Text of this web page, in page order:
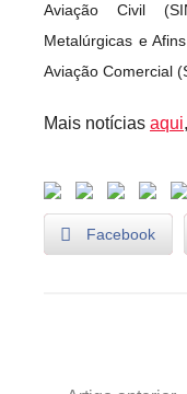
Aviação Civil
Metalúrgicas e
Aviação Comercial
Mais notícias aqui,
Facebook